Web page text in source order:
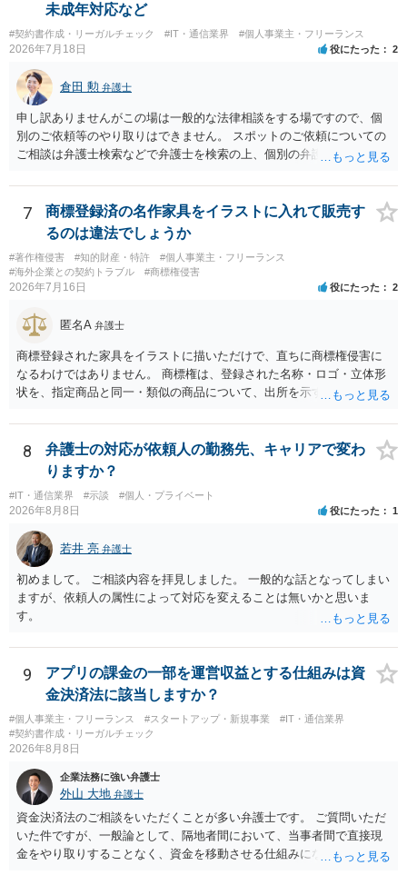
未成年対応など
#契約書作成・リーガルチェック #IT・通信業界 #個人事業主・フリーランス
2026年7月18日 役にたった 2
倉田 勲 弁護士
申し訳ありませんがこの場は一般的な法律相談をする場ですので、個
別のご依頼等のやり取りはできません。 スポットのご依頼についての
ご相談は弁護士検索などで弁護士を検索の上、個別の弁護士にご連絡
7
商標登録済の名作家具をイラストに入れて販売す
るのは違法でしょうか
#著作権侵害 #知的財産・特許
#個人事業主・フリーランス
#海外企業との契約トラブル
#商標権侵害
2026年7月16日 役にたった 2
匿名A 弁護士
商標登録された家具をイラストに描いただけで、直ちに商標権侵害に
なるわけではありません。 商標権は、登録された名称・ロゴ・立体形
状を、指定商品と同一・類似の商品について、出所を示す表示として
て描くにとどまる場合は、通常、商標権侵害にはなりにくいと考えら
れます。 ただし、家具名や特徴的な形状を商品名・広告に大きく表示
し、公式商品やライセンス商品と誤認させる販売方法であれば、商標
権や不正競争防止法上の問題が生じ得ます。家具のデザインに著作権
が認められる場合は、著作権も別途問題となります。 無料のSNS投稿
やプレゼントでも、著作権侵害は成立し得ます。商標権については、
有料か無料かよりも、商標として使用しているかが重要です。 また、
日本の商標権は原則として日本国内にのみ効力を持ちます。外国で販
売する場合は、販売国の商標・意匠等を確認する必要があります。 他
の作家の例は、許諾を得ている、権利が消滅している、侵害に当たら
ない、又は単に権利行使されていないなど、様々な可能性がありま
す。他人が販売していることだけでは、適法とは判断できません。
8
弁護士の対応が依頼人の勤務先、キャリアで変わ
りますか？
#IT・通信業界 #示談 #個人・プライベート
2026年8月8日 役にたった 1
若井 亮 弁護士
初めまして。 ご相談内容を拝見しました。 一般的な話となってしまい
ますが、依頼人の属性によって対応を変えることは無いかと思いま
す。
9
アプリの課金の一部を運営収益とする仕組みは資
金決済法に該当しますか？
#個人事業主・フリーランス #スタートアップ・新規事業
#IT・通信業界
#契約書作成・リーガルチェック
2026年8月8日
企業法務に強い弁護士
外山 大地 弁護士
資金決済法のご相談をいただくことが多い弁護士です。 ご質問いただ
いた件ですが、一般論として、隔地者間において、当事者間で直接現
金をやり取りすることなく、資金を移動させる仕組みになりますの